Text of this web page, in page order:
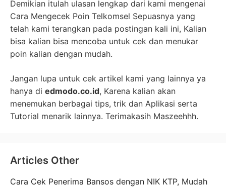
Demikian itulah ulasan lengkap dari kami mengenai
Cara Mengecek Poin Telkomsel Sepuasnya yang
telah kami terangkan pada postingan kali ini, Kalian
bisa kalian bisa mencoba untuk cek dan menukar
poin kalian dengan mudah.
Jangan lupa untuk cek artikel kami yang lainnya ya
hanya di edmodo.co.id, Karena kalian akan
menemukan berbagai tips, trik dan Aplikasi serta
Tutorial menarik lainnya. Terimakasih Maszeehhh.
Articles Other
Cara Cek Penerima Bansos dengan NIK KTP, Mudah